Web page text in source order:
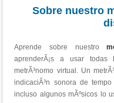
Sobre nuestro
Aprende sobre nuestro
aprenderÃ¡s a usar
metrÃ³nomo virtual. Un
indicaciÃ³n sonora de
incluso algunos mÃºsicos lo